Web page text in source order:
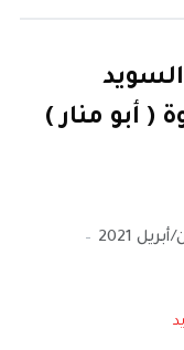
( أبو منار )